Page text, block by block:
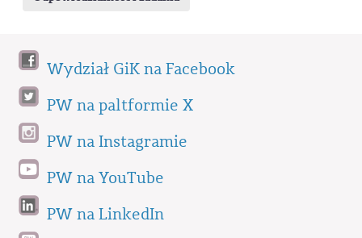
Wydział GiK na Facebook
PW na paltformie X
PW na Instagramie
PW na YouTube
PW na LinkedIn